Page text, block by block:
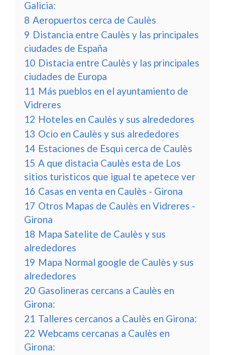
Galicia:
8 Aeropuertos cerca de Caulès
9 Distancia entre Caulès y las principales
ciudades de España
10 Distacia entre Caulès y las principales
ciudades de Europa
11 Más pueblos en el ayuntamiento de
Vidreres
12 Hoteles en Caulès y sus alrededores
13 Ocio en Caulès y sus alrededores
14 Estaciones de Esqui cerca de Caulès
15 A que distacia Caulès esta de Los
sitios turisticos que igual te apetece ver
16 Casas en venta en Caulès - Girona
17 Otros Mapas de Caulès en Vidreres -
Girona
18 Mapa Satelite de Caulès y sus
alrededores
19 Mapa Normal google de Caulès y sus
alrededores
20 Gasolineras cercans a Caulès en
Girona:
21 Talleres cercanos a Caulès en Girona:
22 Webcams cercanas a Caulès en
Girona: